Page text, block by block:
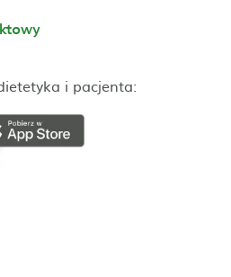
i pacjenta: